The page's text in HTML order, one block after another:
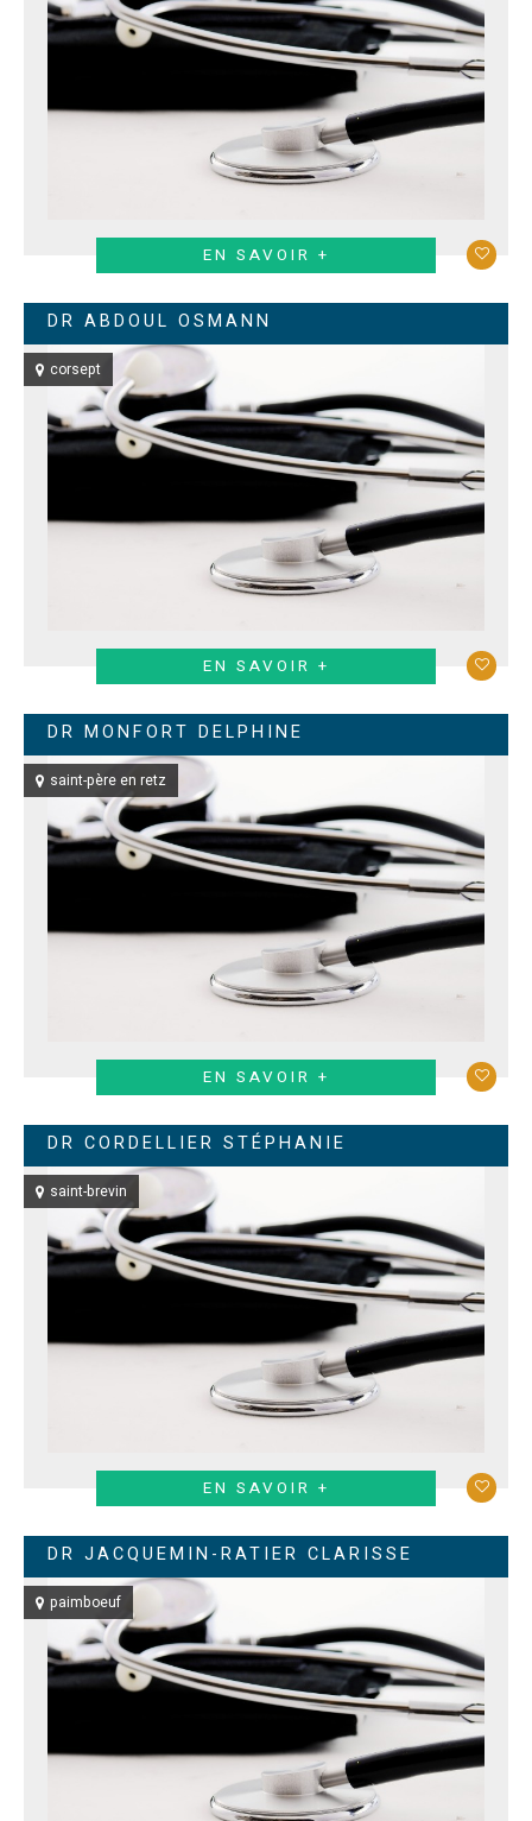
EN SAVOIR +
DR ABDOUL OSMANN
corsept
EN SAVOIR +
DR MONFORT DELPHINE
saint-père en retz
EN SAVOIR +
DR CORDELLIER STÉPHANIE
saint-brevin
EN SAVOIR +
DR JACQUEMIN-RATIER CLARISSE
paimboeuf